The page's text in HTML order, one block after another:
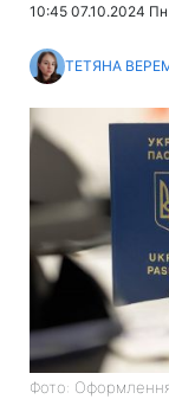
10:45 07.10.2024 Пн
ТЕТЯНА
Фото: